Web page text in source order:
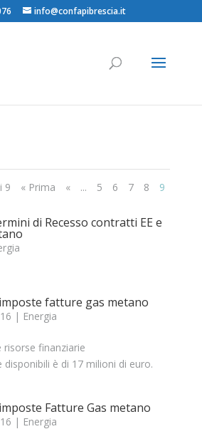
info@confapibrescia.it
9 « Prima « ... 5 6 7 8 9
di Recesso contratti EE e
fatture gas metano
| Energia
risorse finanziarie
è di 17 milioni di euro.
Fatture Gas metano
| Energia